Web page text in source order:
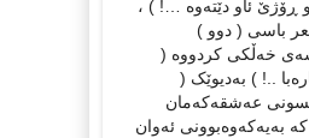
ڕۆژێ ئاو دێتەوە …! ) ،
باسی ( دوو )
خەڵکی کردووە (
..! ) بەدیوێک (
عەشقەکەمان
بەیەکەوەبوونی ئەوان